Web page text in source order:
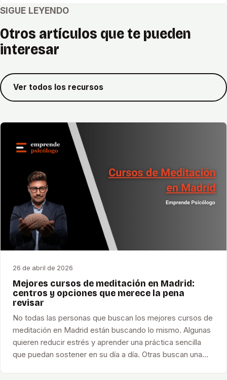
SIGUE LEYENDO
Otros artículos que te pueden
interesar
Ver todos los recursos
26 de abril de 2026
Mejores cursos de meditación en Madrid:
centros y opciones que merece la pena
revisar
No todas las personas que buscan los mejores cursos de
meditación en Madrid están buscando lo mismo. Algunas
quieren reducir estrés y aprender una práctica sencilla
que puedan sostener en su día a día. Otras buscan una…